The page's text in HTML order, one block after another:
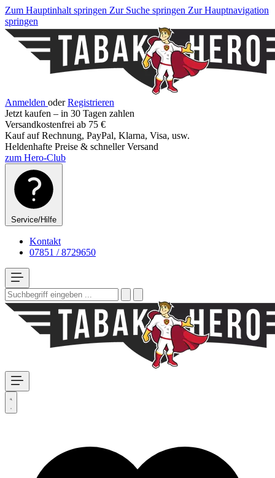
Zum Hauptinhalt springen Zur Suche springen Zur Hauptnavigation
springen
Anmelden oder Registrieren
Jetzt kaufen – in 30 Tagen zahlen
Versandkostenfrei ab 75 €
Kauf auf Rechnung, PayPal, Klarna, Visa, usw.
Heldenhafte Preise & schneller Versand
zum Hero-Club
Service/Hilfe
Kontakt
07851 / 8729650